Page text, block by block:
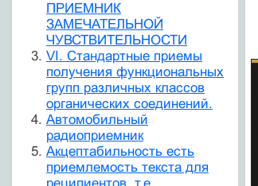
ПРИЕМНИК
ЗАМЕЧАТЕЛЬНОЙ
ЧУВСТВИТЕЛЬНОСТИ
VI. Стандартные приемы
получения функциональных
групп различных классов
органических соединений.
Автомобильный
радиоприемник
Акцептабильность есть
приемлемость текста для
реципиентов, т.е.